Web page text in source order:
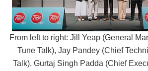
From left to right: Jill Yeap (General
Tune Talk), Jay Pandey (Chief
Talk), Gurtaj Singh Padda (Chief